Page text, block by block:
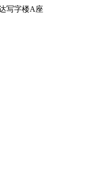
写字楼A座